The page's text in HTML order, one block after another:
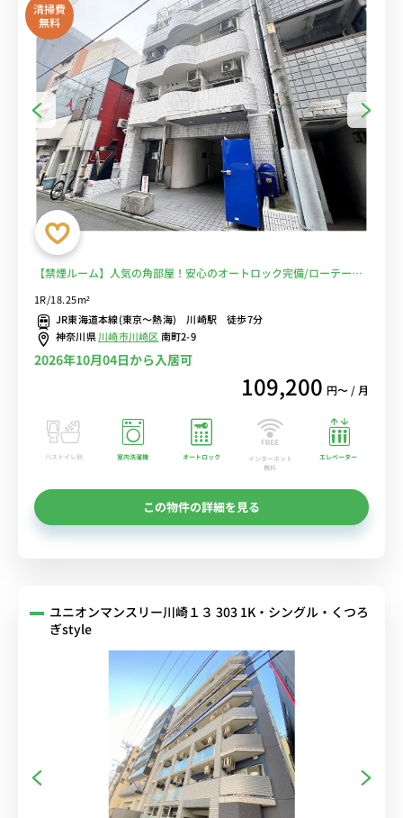
清掃費
無料
【禁煙ルーム】人気の角部屋！安心のオートロック完備/ローテーブ
屋■選べるWi-Fi格安レンタル中！
1R/18.25m²
JR東海道本線(東京～熱海) 川崎駅 徒歩7分
神奈川県川崎市川崎区南町2-9
2026年10月04日から入居可
109,200 円〜 / 月
バストイレ別 室内洗濯機 オートロック
インターネット
無料
エレベーター
この物件の詳細を見る
ユニオンマンスリー川崎１３ 303 1K・シングル・くつろ
ぎstyle